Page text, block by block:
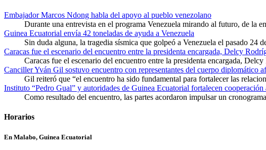
Embajador Marcos Ndong habla del apoyo al pueblo venezolano
Durante una entrevista en el programa Venezuela mirando al futuro, de la
Guinea Ecuatorial envía 42 toneladas de ayuda a Venezuela
Sin duda alguna, la tragedia sísmica que golpeó a Venezuela el pasado 24
Caracas fue el escenario del encuentro entre la presidenta encargada, Delcy
Caracas fue el escenario del encuentro entre la presidenta encargada,
Canciller Yván Gil sostuvo encuentro con representantes del cuerpo diplomático
Gil reiteró que “el encuentro ha sido fundamental para fortalecer las
Instituto “Pedro Gual” y autoridades de Guinea Ecuatorial fortalecen
Como resultado del encuentro, las partes acordaron impulsar un
Horarios
En Malabo, Guinea Ecuatorial